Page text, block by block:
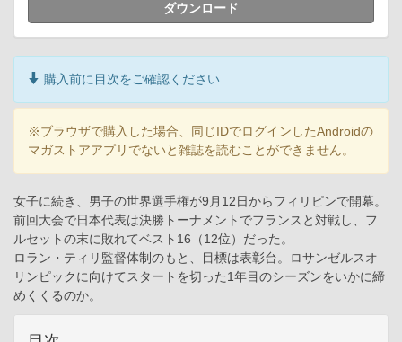
ダウンロード
購入前に目次をご確認ください
※ブラウザで購入した場合、同じIDでログインしたAndroidの
マガストアアプリでないと雑誌を読むことができません。
女子に続き、男子の世界選手権が9月12日からフィリピンで開幕。
前回大会で日本代表は決勝トーナメントでフランスと対戦し、フ
ルセットの末に敗れてベスト16（12位）だった。
ロラン・ティリ監督体制のもと、目標は表彰台。ロサンゼルスオ
リンピックに向けてスタートを切った1年目のシーズンをいかに締
めくくるのか。